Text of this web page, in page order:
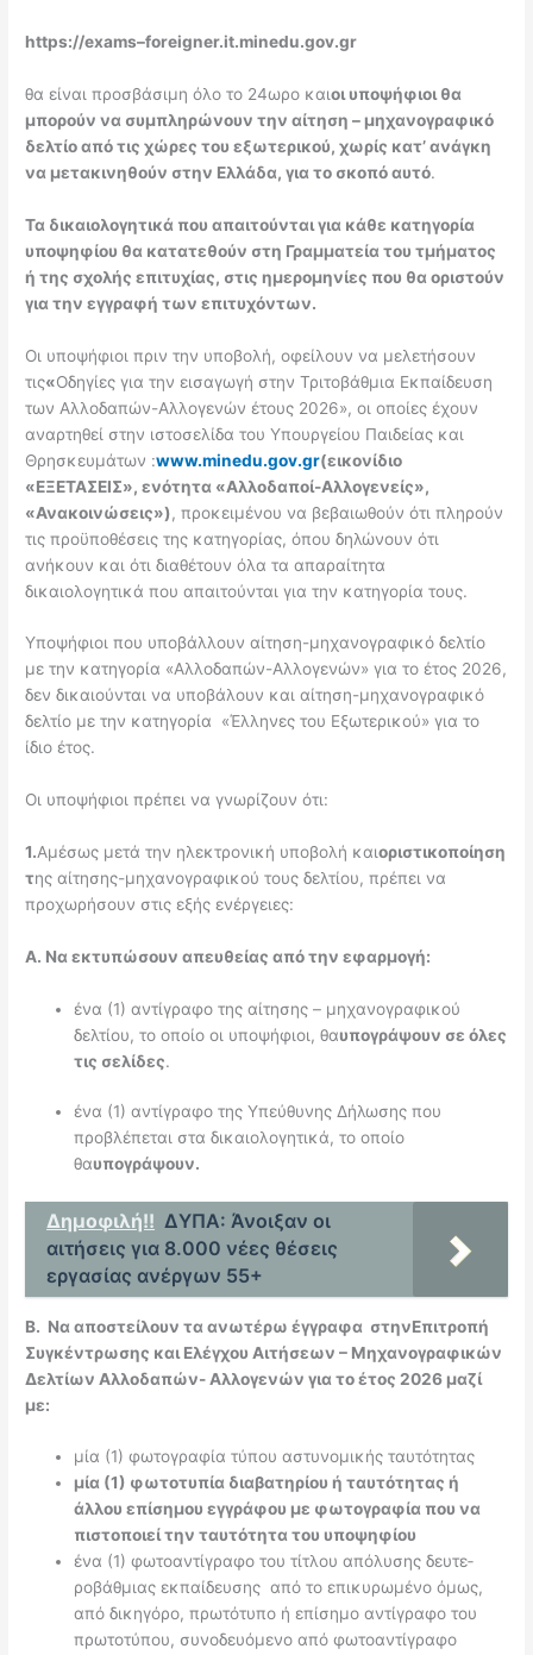
https://exams–foreigner.it.minedu.gov.gr
θα είναι προσβάσιμη όλο το 24ωρο καιοι υποψήφιοι θα
μπορούν να συμπληρώνουν την αίτηση – μηχανογραφικό
δελτίο από τις χώρες του εξωτερικού, χωρίς κατ’ ανάγκη
να μετακινηθούν στην Ελλάδα, για το σκοπό αυτό.
Τα δικαιολογητικά που απαιτούνται για κάθε κατηγορία
υποψηφίου θα κατατεθούν στη Γραμματεία του τμήματος
ή της σχολής επιτυχίας, στις ημερομηνίες που θα οριστούν
για την εγγραφή των επιτυχόντων.
Οι υποψήφιοι πριν την υποβολή, οφείλουν να μελετήσουν
τις«Οδηγίες για την εισαγωγή στην Τριτοβάθμια Εκπαίδευση
των Αλλοδαπών-Αλλογενών έτους 2026», οι οποίες έχουν
αναρτηθεί στην ιστοσελίδα του Υπουργείου Παιδείας και
Θρησκευμάτων :www.minedu.gov.gr(εικονίδιο
«ΕΞΕΤΑΣΕΙΣ», ενότητα «Αλλοδαποί-Αλλογενείς»,
«Ανακοινώσεις»), προκειμένου να βεβαιωθούν ότι πληρούν
τις προϋποθέσεις της κατηγορίας, όπου δηλώνουν ότι
ανήκουν και ότι διαθέτουν όλα τα απαραίτητα
δικαιολογητικά που απαιτούνται για την κατηγορία τους.
Υποψήφιοι που υποβάλλουν αίτηση-μηχανογραφικό δελτίο
με την κατηγορία «Αλλοδαπών-Αλλογενών» για το έτος 2026,
δεν δικαιούνται να υποβάλουν και αίτηση-μηχανογραφικό
δελτίο με την κατηγορία «Έλληνες του Εξωτερικού» για το
ίδιο έτος.
Οι υποψήφιοι πρέπει να γνωρίζουν ότι:
1.Αμέσως μετά την ηλεκτρονική υποβολή καιοριστικοποίηση
της αίτησης-μηχανογραφικού τους δελτίου, πρέπει να
προχωρήσουν στις εξής ενέργειες:
Α. Να εκτυπώσουν απευθείας από την εφαρμογή:
ένα (1) αντίγραφο της αίτησης – μηχανογραφικού
δελτίου, το οποίο οι υποψήφιοι, θαυπογράψουν σε όλες
τις σελίδες.
ένα (1) αντίγραφο της Υπεύθυνης Δήλωσης που
προβλέπεται στα δικαιολογητικά, το οποίο
θαυπογράψουν.
Δημοφιλή!! ΔΥΠΑ: Άνοιξαν οι
αιτήσεις για 8.000 νέες θέσεις
εργασίας ανέργων 55+
Β. Να αποστείλουν τα ανωτέρω έγγραφα στηνΕπιτροπή
Συγκέντρωσης και Ελέγχου Αιτήσεων – Μηχανογραφικών
Δελτίων Αλλοδαπών- Αλλογενών για το έτος 2026 μαζί
με:
μία (1) φωτογραφία τύπου αστυνομικής ταυτότητας
μία (1) φωτοτυπία διαβατηρίου ή ταυτότητας ή
άλλου επίσημου εγγράφου με φωτογραφία που να
πιστοποιεί την ταυτότητα του υποψηφίου
ένα (1) φωτοαντίγραφο του τίτλου απόλυσης δευτε­
ροβάθμιας εκπαίδευσης από το επικυρωμένο όμως,
από δικηγόρο, πρωτότυπο ή επίσημο αντίγραφο του
πρωτοτύπου, συνοδευόμενο από φωτοαντίγραφο